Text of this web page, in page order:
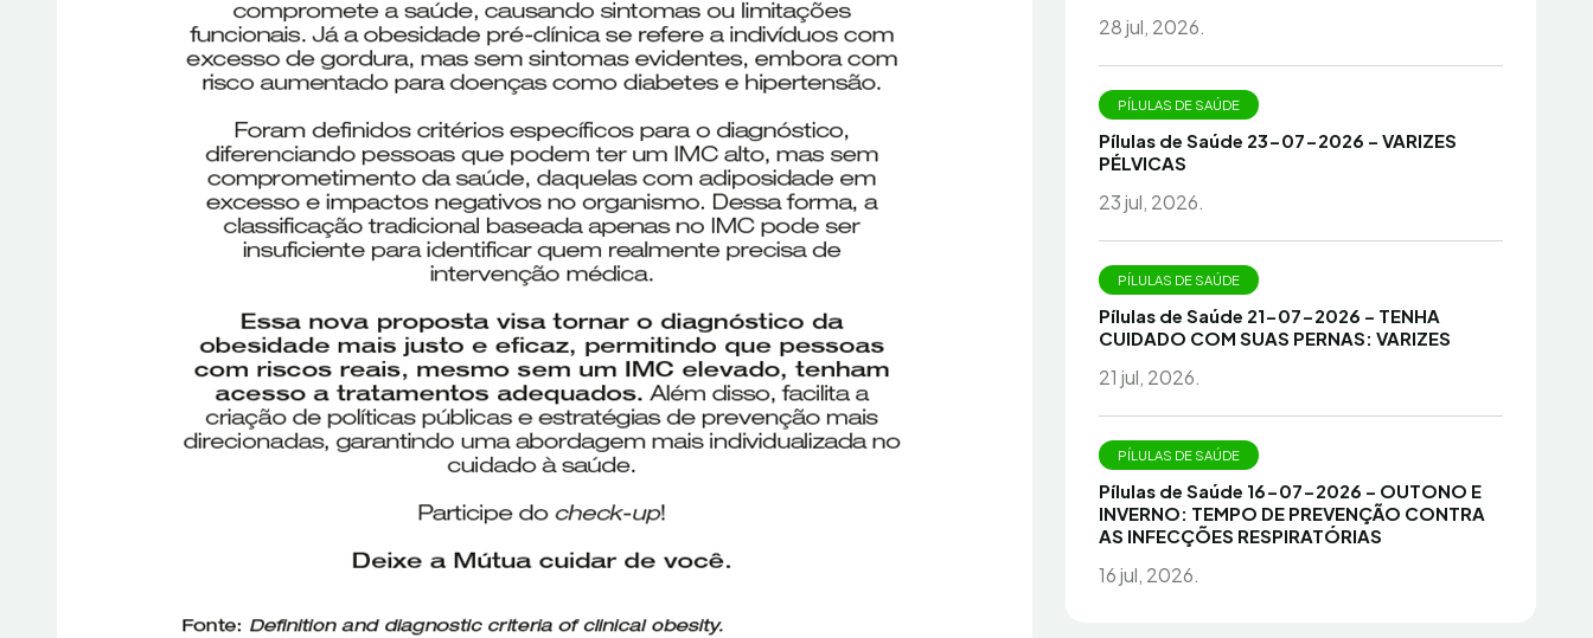
28 jul, 2026.
PÍLULAS DE SAÚDE
Pílulas de Saúde 23-07-2026 – VARIZES
PÉLVICAS
23 jul, 2026.
PÍLULAS DE SAÚDE
Pílulas de Saúde 21-07-2026 – TENHA
CUIDADO COM SUAS PERNAS: VARIZES
21 jul, 2026.
PÍLULAS DE SAÚDE
Pílulas de Saúde 16-07-2026 – OUTONO E
INVERNO: TEMPO DE PREVENÇÃO CONTRA
AS INFECÇÕES RESPIRATÓRIAS
16 jul, 2026.